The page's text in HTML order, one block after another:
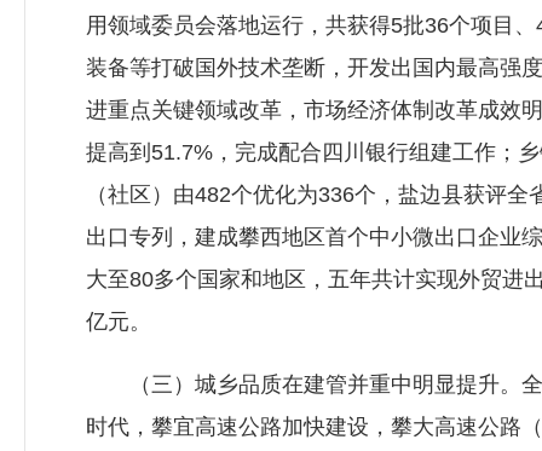
用领域委员会落地运行，共获得5批36个项目
装备等打破国外技术垄断，开发出国内最高强
进重点关键领域改革，市场经济体制改革成效
提高到51.7%，完成配合四川银行组建工作；
（社区）由482个优化为336个，盐边县获评
出口专列，建成攀西地区首个中小微出口企业
大至80多个国家和地区，五年共计实现外贸进
亿元。
（三）城乡品质在建管并重中明显提升。全
时代，攀宜高速公路加快建设，攀大高速公路